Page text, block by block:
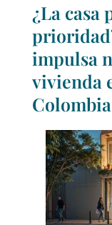
¿La casa
impulsa
vivienda
Colombia